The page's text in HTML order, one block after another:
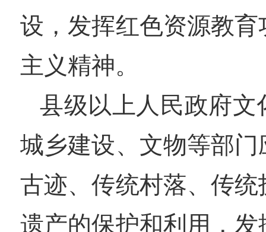
设，发挥红色资源教
主义精神。
县级以上人民政府文
城乡建设、文物等部
古迹、传统村落、传
遗产的保护和利用，